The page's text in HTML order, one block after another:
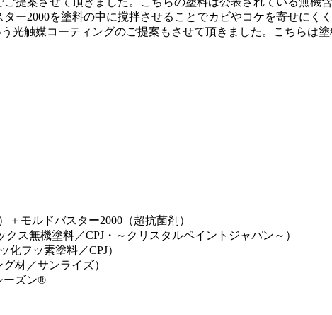
ー2000を塗料の中に撹拌させることでカビやコケを寄せにく
光触媒コーティングのご提案もさせて頂きました。こちらは
モルドバスター2000（超抗菌剤）
ス無機塗料／CPJ・～クリスタルペイントジャパン～）
フッ素塗料／CPJ）
材／サンライズ）
ーズン®